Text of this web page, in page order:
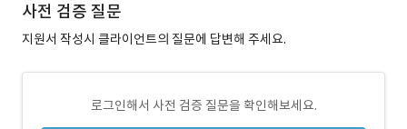
사전 검증 질문
지원서 작성시 클라이언트의 질문에 답변해 주세요.
로그인해서 사전 검증 질문을 확인해보세요.